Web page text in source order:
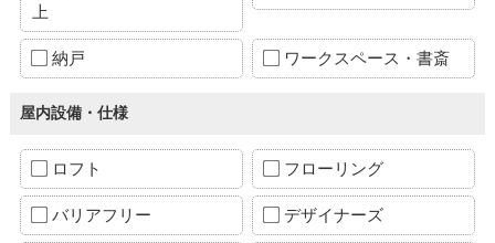
上
納戸 ワークスペース・書斎
屋内設備・仕様
ロフト フローリング
バリアフリー デザイナーズ